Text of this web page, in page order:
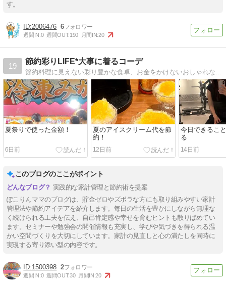
す。
2006476 6
週間IN:0 週間OUT:190 月間IN:20
19
節約彩りLIFE*大事に着るコーデ
節約料理に見えない彩り豊かな食卓、お金をかけないおしゃれな暮らしを目指して更新中です。Ameba公式トップブロガーに認定されました。
夏祭りで使った金額！
6日前
夏のアイスクリーム代を節
約！
12日前
今日できるこ
る
14日前
このブログのここがポイント
実践的な家計管理と節約術を提案
ぽこりんママのブログは、貯金ゼロやズボラな方にも取り組みやすい家計
管理法や節約アイデアを紹介します。毎日の生活を豊かにしながら無理な
く続けられる工夫を伝え、自己肯定感や幸せを育むヒントも散りばめてい
ます。セミナーや勉強会の開催情報も充実し、学びや気づきを得られる温
かい空間づくりを大切にしています。家計の見直しと心の満たしを同時に
実現する寄り添い型の内容です。
1500398 2
週間IN:0 週間OUT:30 月間IN:20